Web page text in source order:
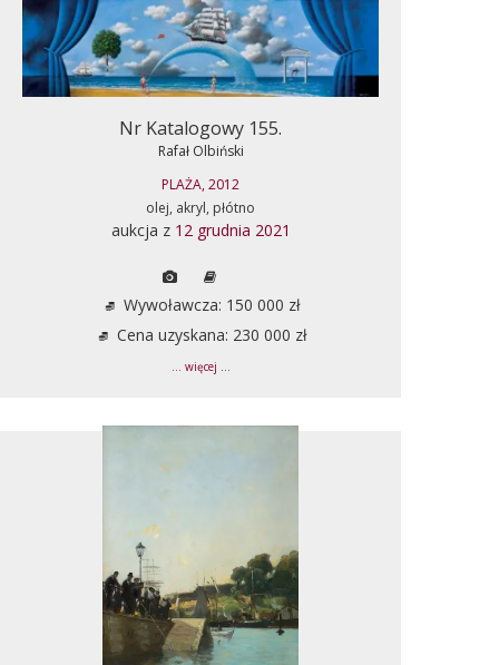
Nr Katalogowy 155.
Rafał Olbiński
PLAŻA, 2012
olej, akryl, płótno
aukcja z 12 grudnia 2021
Wywoławcza: 150 000 zł
Cena uzyskana: 230 000 zł
... więcej ...